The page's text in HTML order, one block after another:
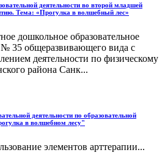
деятельности во второй младшей
Тема: «Прогулка в волшебный лес»
дошкольное образовательное
№ 35 общеразвивающего вида с
деятельности по физическому
района Санк...
деятельности по образовательной
в волшебном лесу"
элементов арттерапии...